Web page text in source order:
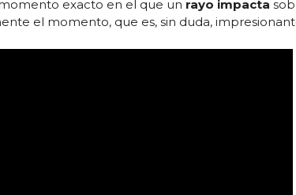
exacto en el que un rayo impacta
el momento, que es, sin duda,